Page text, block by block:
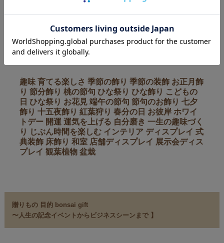
■くらしを楽しむ 〜季節を楽しむ じぶんの時間を楽しむ
趣味 育てる楽しさ 季節の飾り 季節の装飾 お正月飾
り 節分飾り 桃の節句 ひな祭り ひな飾り こどもの
日 ひな祭り お花見 端午の節句 節句のお飾り 七夕
飾り 十五夜飾り 紅葉狩り 春分の日 お彼岸 ホワイ
トデー 開運 運気を上げる 自分磨き 一生の趣味づく
り じぶん時間を楽しむ インテリア ディスプレイ 式
典装飾 床飾り 和室 店舗ディスプレイ 展示会ディス
プレイ 観葉植物 盆栽
贈りもの 目的 bonsai gift
〜人生の記念イベントからビジネスシーンまで 】